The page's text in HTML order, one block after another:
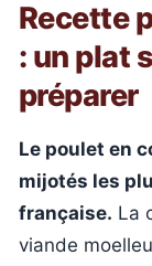
Recette
: un plat
préparer
Le poulet en
mijotés les
française. La
viande